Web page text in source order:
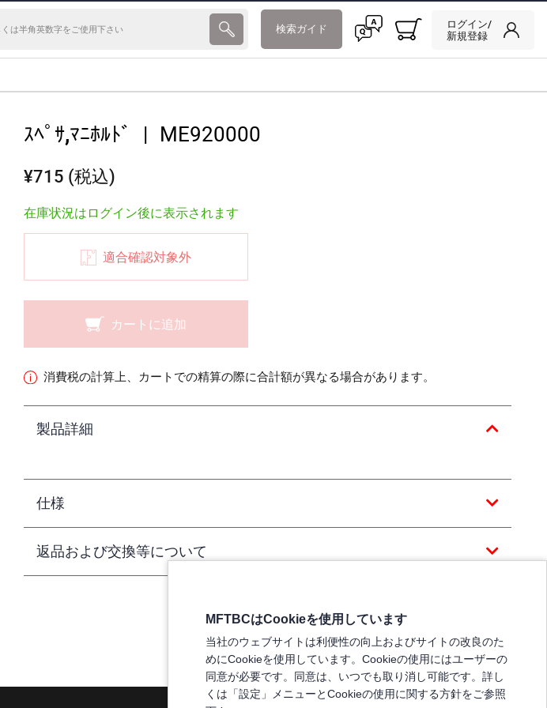
検索ガイド
ログイン/
新規登録
ｽﾍﾟｻ,ﾏﾆﾎﾙﾄﾞ | ME920000
¥715 (税込)
在庫状況はログイン後に表示されます
適合確認対象外
カートに追加
消費税の計算上、カートでの精算の際に合計額が異なる場合があります。
製品詳細
仕様
返品および交換等について
MFTBCはCookieを使用しています
当社のウェブサイトは利便性の向上およびサイトの改良のた
めにCookieを使用しています。Cookieの使用にはユーザーの
同意が必要です。同意は、いつでも取り消し可能です。詳し
くは「設定」メニューとCookieの使用に関する方針をご参照